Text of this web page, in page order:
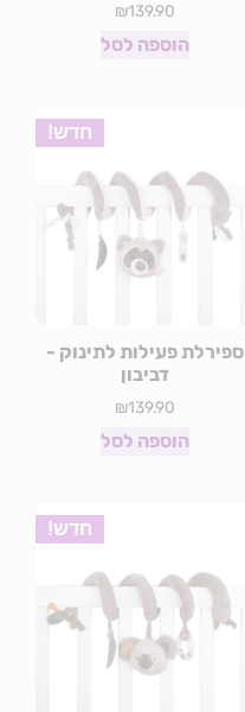
₪139.90
הוספה לסל
חדש!
ספירלת פעילות לתינוק -
דביבון
₪139.90
הוספה לסל
חדש!